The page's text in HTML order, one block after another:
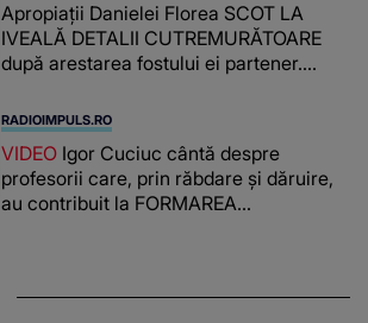
Apropiații Danielei Florea SCOT LA
IVEALĂ DETALII CUTREMURĂTOARE
după arestarea fostului ei partener.
românca ucisă în Italia și ascunsă în
lada unui pat: " Îmi pare rău că nu am
reușit să fac mai mult pentru ea și..."
RADIOIMPULS.RO
VIDEO Igor Cuciuc cântă despre
profesorii care, prin răbdare și dăruire,
au contribuit la FORMAREA
chiar și după trecerea anilor: "De